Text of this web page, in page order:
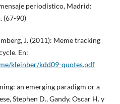
periodístico, Madrid:
(67-90)
J. (2011): Meme tracking
En:
kleinber/kdd09-quotes.pdf
an emerging paradigm or a
Stephen D., Gandy, Oscar H. y